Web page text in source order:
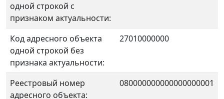
одной строкой с
признаком актуальности:
Код адресного объекта
одной строкой без
признака актуальности:
27010000000
Реестровый номер
адресного объекта:
080000000000000000001